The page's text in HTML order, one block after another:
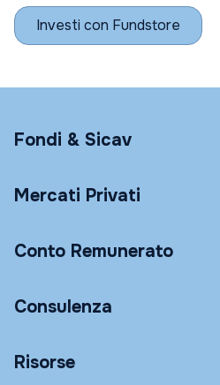
Investi con Fundstore
Fondi & Sicav
Mercati Privati
Conto Remunerato
Consulenza
Risorse